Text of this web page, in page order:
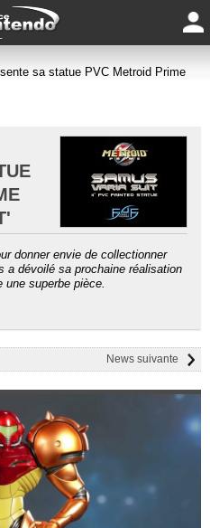
sa statue PVC Metroid Prime
donner envie de collectionner
a dévoilé sa prochaine réalisation
une superbe pièce.
News suivante